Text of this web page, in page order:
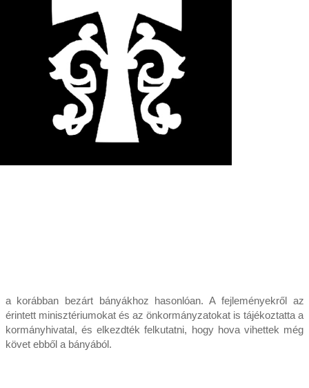
a korábban bezárt bányákhoz hasonlóan. A fejleményekről az
érintett minisztériumokat és az önkormányzatokat is tájékoztatta a
kormányhivatal, és elkezdték felkutatni, hogy hova vihettek még
követ ebből a bányából.